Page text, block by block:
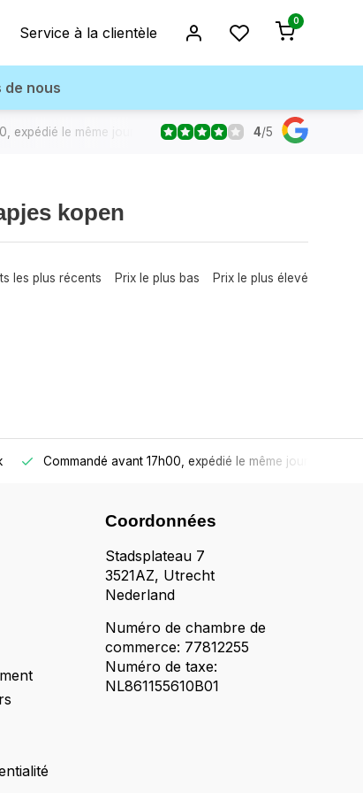
Service à la clientèle
0
de nous
expédié le même jour 4/5
kopen
les plus récents Prix le plus bas Prix le plus élevé
Commandé avant 17h00, expédié le même jour
Coordonnées
Stadsplateau 7
3521AZ, Utrecht
Nederland
Numéro de chambre de
commerce: 77812255
Numéro de taxe:
NL861155610B01